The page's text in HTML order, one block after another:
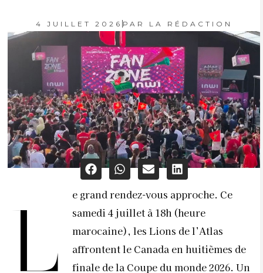
4 JUILLET 2026 PAR LA RÉDACTION
L
e grand rendez-vous approche. Ce
samedi 4 juillet à 18h (heure
marocaine), les Lions de l’Atlas
affrontent le Canada en huitièmes de
finale de la Coupe du monde 2026. Un